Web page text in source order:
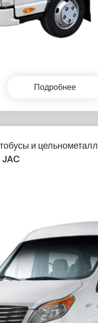
Подробнее
и